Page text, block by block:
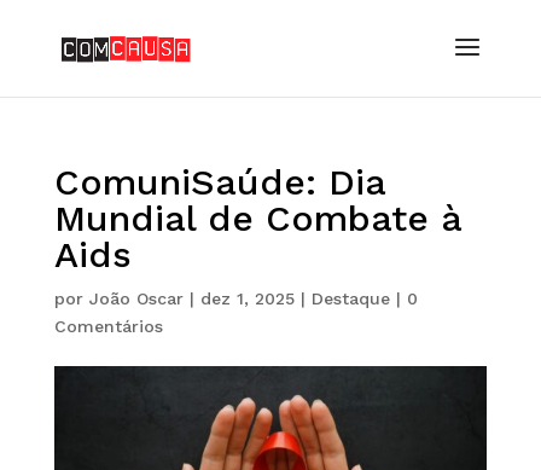
ComuniSaúde: Dia
Mundial de Combate à
Aids
por João Oscar| dez 1, 2025| Destaque| 0
Comentários